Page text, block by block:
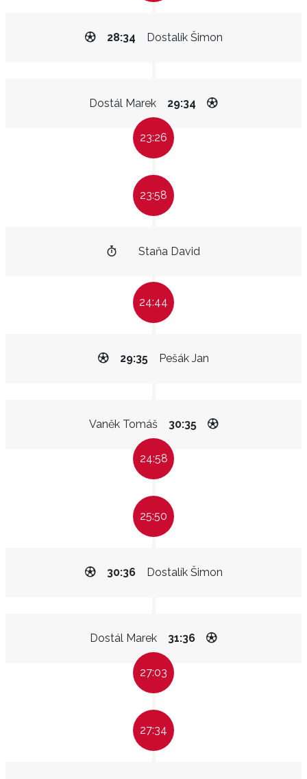
Dostalík Šimon
28:34
Dostál Marek 29:34
23:26
23:58
Staňa David
24:44
Pešák Jan
29:35
Vaněk Tomáš 30:35
24:58
25:50
Dostalík Šimon
30:36
Dostál Marek 31:36
27:03
27:34